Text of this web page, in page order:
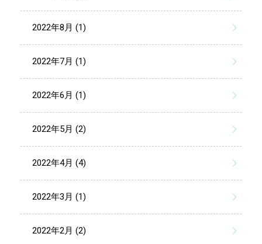
2022年8月 (1)
2022年7月 (1)
2022年6月 (1)
2022年5月 (2)
2022年4月 (4)
2022年3月 (1)
2022年2月 (2)